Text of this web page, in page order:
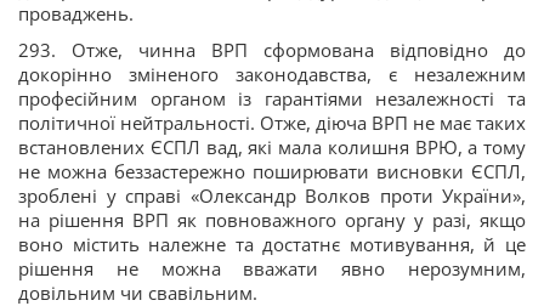
проваджень.
293. Отже, чинна ВРП сформована відповідно до
докорінно зміненого законодавства, є незалежним
професійним органом із гарантіями незалежності та
політичної нейтральності. Отже, діюча ВРП не має таких
встановлених ЄСПЛ вад, які мала колишня ВРЮ, а тому
не можна беззастережно поширювати висновки ЄСПЛ,
зроблені у справі «Олександр Волков проти України»,
на рішення ВРП як повноважного органу у разі, якщо
воно містить належне та достатнє мотивування, й це
рішення не можна вважати явно нерозумним,
довільним чи свавільним.